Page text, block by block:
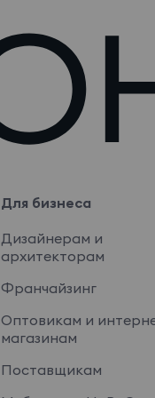
Для бизнеса
Дизайнерам и
архитекторам
Франчайзинг
Оптовикам и
магазинам
Поставщикам